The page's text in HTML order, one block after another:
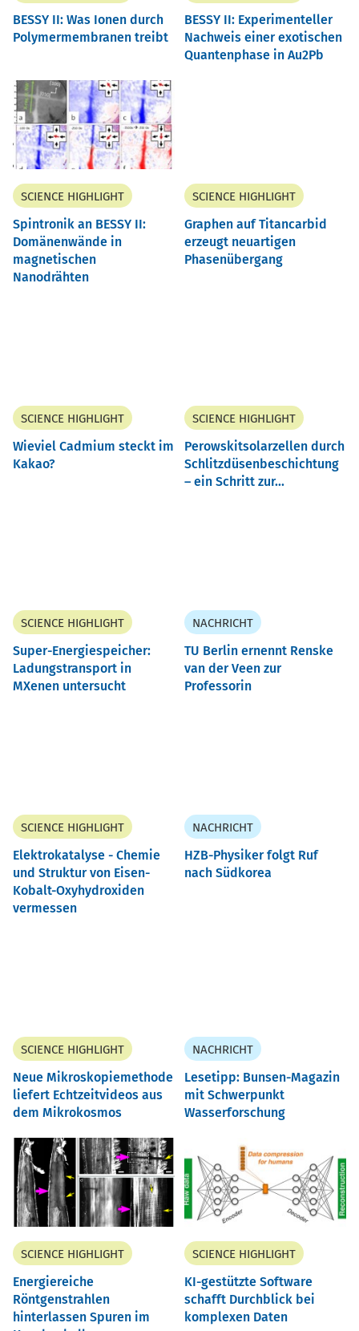
BESSY II: Was Ionen durch
Polymermembranen treibt
BESSY II: Experimenteller
Nachweis einer exotischen
Quantenphase in Au2Pb
SCIENCE HIGHLIGHT
Spintronik an BESSY II:
Domänenwände in
magnetischen
Nanodrähten
SCIENCE HIGHLIGHT
Graphen auf Titancarbid
erzeugt neuartigen
Phasenübergang
SCIENCE HIGHLIGHT
Wieviel Cadmium steckt im
Kakao?
SCIENCE HIGHLIGHT
Perowskitsolarzellen durch
Schlitzdüsenbeschichtung
– ein Schritt zur...
SCIENCE HIGHLIGHT
Super-Energiespeicher:
Ladungstransport in
MXenen untersucht
NACHRICHT
TU Berlin ernennt Renske
van der Veen zur
Professorin
SCIENCE HIGHLIGHT
Elektrokatalyse - Chemie
und Struktur von Eisen-
Kobalt-Oxyhydroxiden
vermessen
NACHRICHT
HZB-Physiker folgt Ruf
nach Südkorea
SCIENCE HIGHLIGHT
Neue Mikroskopiemethode
liefert Echtzeitvideos aus
dem Mikrokosmos
NACHRICHT
Lesetipp: Bunsen-Magazin
mit Schwerpunkt
Wasserforschung
SCIENCE HIGHLIGHT
Energiereiche
Röntgenstrahlen
hinterlassen Spuren im
SCIENCE HIGHLIGHT
KI-gestützte Software
schafft Durchblick bei
komplexen Daten